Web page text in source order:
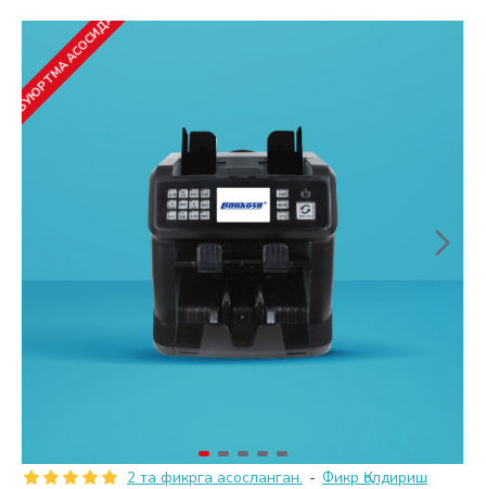
БУЮРТМА АСОСИДА
2 та фикрга асосланган. - Фикр Қолдириш